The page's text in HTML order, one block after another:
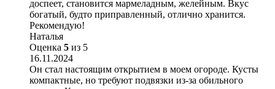
доспеет, становится мармеладным, желейным. Вкус
богатый, будто приправленный, отлично хранится.
Рекомендую!
Наталья
Оценка 5 из 5
16.11.2024
Он стал настоящим открытием в моем огороде. Кусты
компактные, но требуют подвязки из-за обильного